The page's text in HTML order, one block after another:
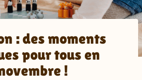
: des moments
pour tous en
!